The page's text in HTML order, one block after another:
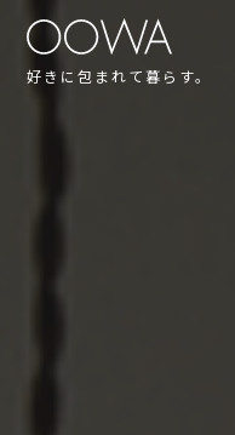
好きに包まれて暮らす。